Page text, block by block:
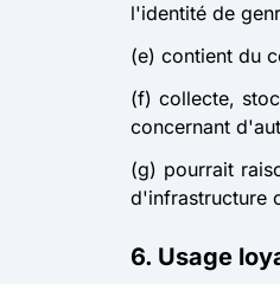
l'identité de
(e) contient du
(f) collecte,
concernant
(g) pourrait
d'infrastructure
6. Usage